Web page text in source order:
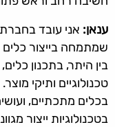
ענאן: אני עובד
שמתמחה בייצור
בין היתר, בתכנון
טכנולוגיים ותיקי
בכלים מתכתיים,
בטכנולוגיות ייצור